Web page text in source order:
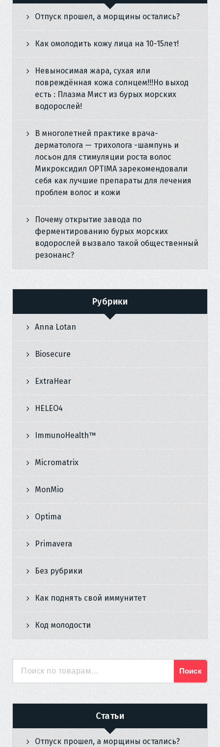
Отпуск прошел, а морщины остались?
Как омолодить кожу лица на 10-15лет!
Невыносимая жара, сухая или
повреждённая кожа солнцем!!!Но выход
есть : Плазма Мист из бурых морских
водорослей!
В многолетней практике врача-
дерматолога — трихолога -шампунь и
лосьон для стимуляции роста волос
Микроксидил OPTIMA зарекомендовали
себя как лучшие препараты для лечения
проблем волос и кожи
Почему открытие завода по
ферментированию бурых морских
водорослей вызвало такой общественный
резонанс?
Рубрики
Anna Lotan
Biosecure
ExtraHear
HELEO4
ImmunoHealth™
Micromatrix
MonMio
Optima
Primavera
Без рубрики
Как поднять свой иммунитет
Код молодости
Поиск
Статьи
Отпуск прошел, а морщины остались?